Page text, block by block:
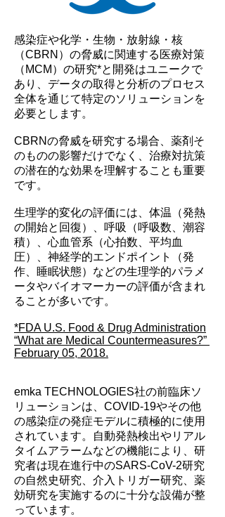
感染症や化学・生物・放射線・核
（CBRN）の脅威に関連する医療対策
（MCM）の研究*と開発はユニークで
あり、データの取得と分析のプロセス
全体を通じて特定のソリューションを
必要とします。
CBRNの脅威を研究する場合、薬剤そ
のものの影響だけでなく、治療対抗策
の潜在的な効果を理解することも重要
です。
生理学的変化の評価には、体温（発熱
の開始と回復）、呼吸（呼吸数、潮容
積）、心血管系（心拍数、平均血
圧）、神経学的エンドポイント（発
作、睡眠状態）などの生理学的パラメ
ータやバイオマーカーの評価が含まれ
ることが多いです。
*FDA U.S. Food & Drug Administration
“What are Medical Countermeasures?”
February 05, 2018.
emka TECHNOLOGIES社の前臨床ソ
リューションは、COVID-19やその他
の感染症の発症モデルに積極的に使用
されています。自動発熱検出やリアル
タイムアラームなどの機能により、研
究者は現在進行中のSARS-CoV-2研究
の自然史研究、介入トリガー研究、薬
効研究を実施するのに十分な設備が整
っています。